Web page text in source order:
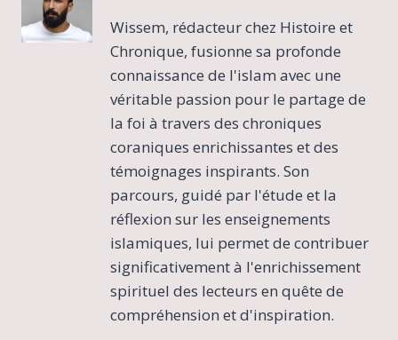
Wissem, rédacteur chez Histoire et
Chronique, fusionne sa profonde
connaissance de l'islam avec une
véritable passion pour le partage de
la foi à travers des chroniques
coraniques enrichissantes et des
témoignages inspirants. Son
parcours, guidé par l'étude et la
réflexion sur les enseignements
islamiques, lui permet de contribuer
significativement à l'enrichissement
spirituel des lecteurs en quête de
compréhension et d'inspiration.